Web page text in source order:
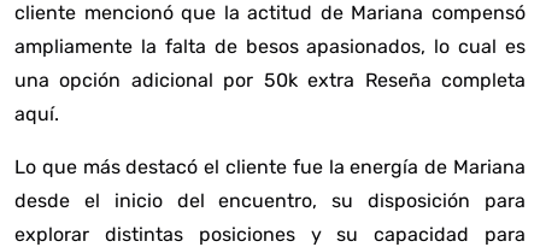
cliente mencionó que la actitud de Mariana compensó
ampliamente la falta de besos apasionados, lo cual es
una opción adicional por 50k extra Reseña completa
aquí.
Lo que más destacó el cliente fue la energía de Mariana
desde el inicio del encuentro, su disposición para
explorar distintas posiciones y su capacidad para